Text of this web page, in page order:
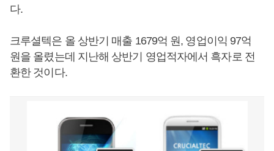
다.
크루셜텍은 올 상반기 매출 1679억 원, 영업이익 97억
원을 올렸는데 지난해 상반기 영업적자에서 흑자로 전
환한 것이다.